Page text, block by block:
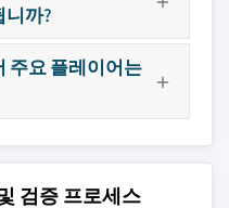
니까?
주요 플레이어는
검증 프로세스